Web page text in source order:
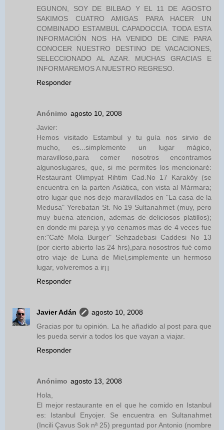
EGUNON, SOY DE BILBAO Y EL 11 DE AGOSTO
SAKIMOS CUATRO AMIGAS PARA HACER UN
COMBINADO ESTAMBUL CAPADOCCIA. TODA ESTA
INFORMACIÓN NOS HA VENIDO DE CINE PARA
CONOCER NUESTRO DESTINO DE VACACIONES,
SELECCIONADO AL AZAR. MUCHAS GRACIAS E
INFORMAREMOS A NUESTRO REGRESO.
Responder
Anónimo agosto 10, 2008
Javier:
Hemos visitado Estambul y tu guía nos sirvio de
mucho, es...simplemente un lugar mágico,
maravilloso,para comer nosotros encontramos
algunoslugares, que, si me permites los mencionaré:
Restaurant Olimpyat Rihtim Cad.No 17 Karaköy (se
encuentra en la parten Asiática, con vista al Mármara;
otro lugar que nos dejo maravillados en "La casa de la
Medusa" Yerebatan St. No 19 Sultanahmet (muy, pero
muy buena atencion, ademas de deliciosos platillos);
en donde mi pareja y yo cenamos mas de 4 veces fue
en:"Café Mola Burger" Sehzadebasi Caddesi No 13
(por cierto abierto las 24 hrs),para nosostros fué como
otro viaje de Luna de Miel,simplemente un hermoso
lugar, volveremos a ir¡¡
Responder
Javier Adán
agosto 10, 2008
Gracias por tu opinión. La he añadido al post para que
les pueda servir a todos los que vayan a viajar.
Responder
Anónimo agosto 13, 2008
Hola,
El mejor restaurante en el que he comido en Istanbul
es: Istanbul Enyojer. Se encuentra en Sultanahmet
(Incili Çavus Sok nª 25) preguntad por Antonio (nombre